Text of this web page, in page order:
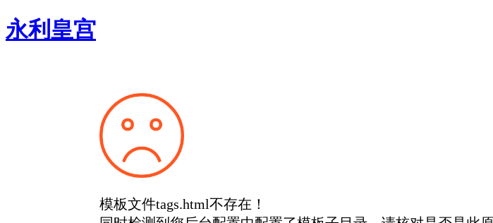
永利皇宫
模板文件tags.html不存在！